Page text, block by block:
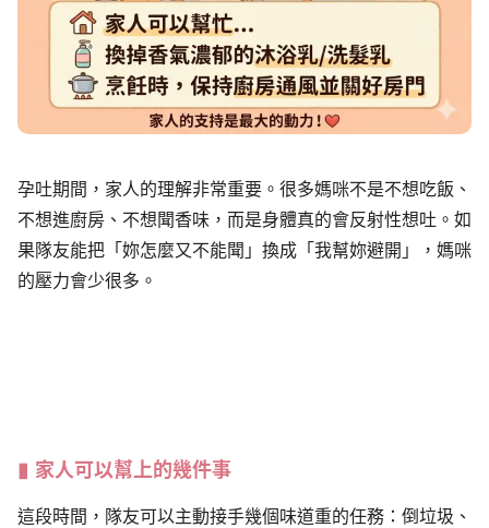
孕吐期間，家人的理解非常重要。很多媽咪不是不想吃飯、
不想進廚房、不想聞香味，而是身體真的會反射性想吐。如
果隊友能把「妳怎麼又不能聞」換成「我幫妳避開」，媽咪
的壓力會少很多。
家人可以幫上的幾件事
這段時間，隊友可以主動接手幾個味道重的任務：倒垃圾、